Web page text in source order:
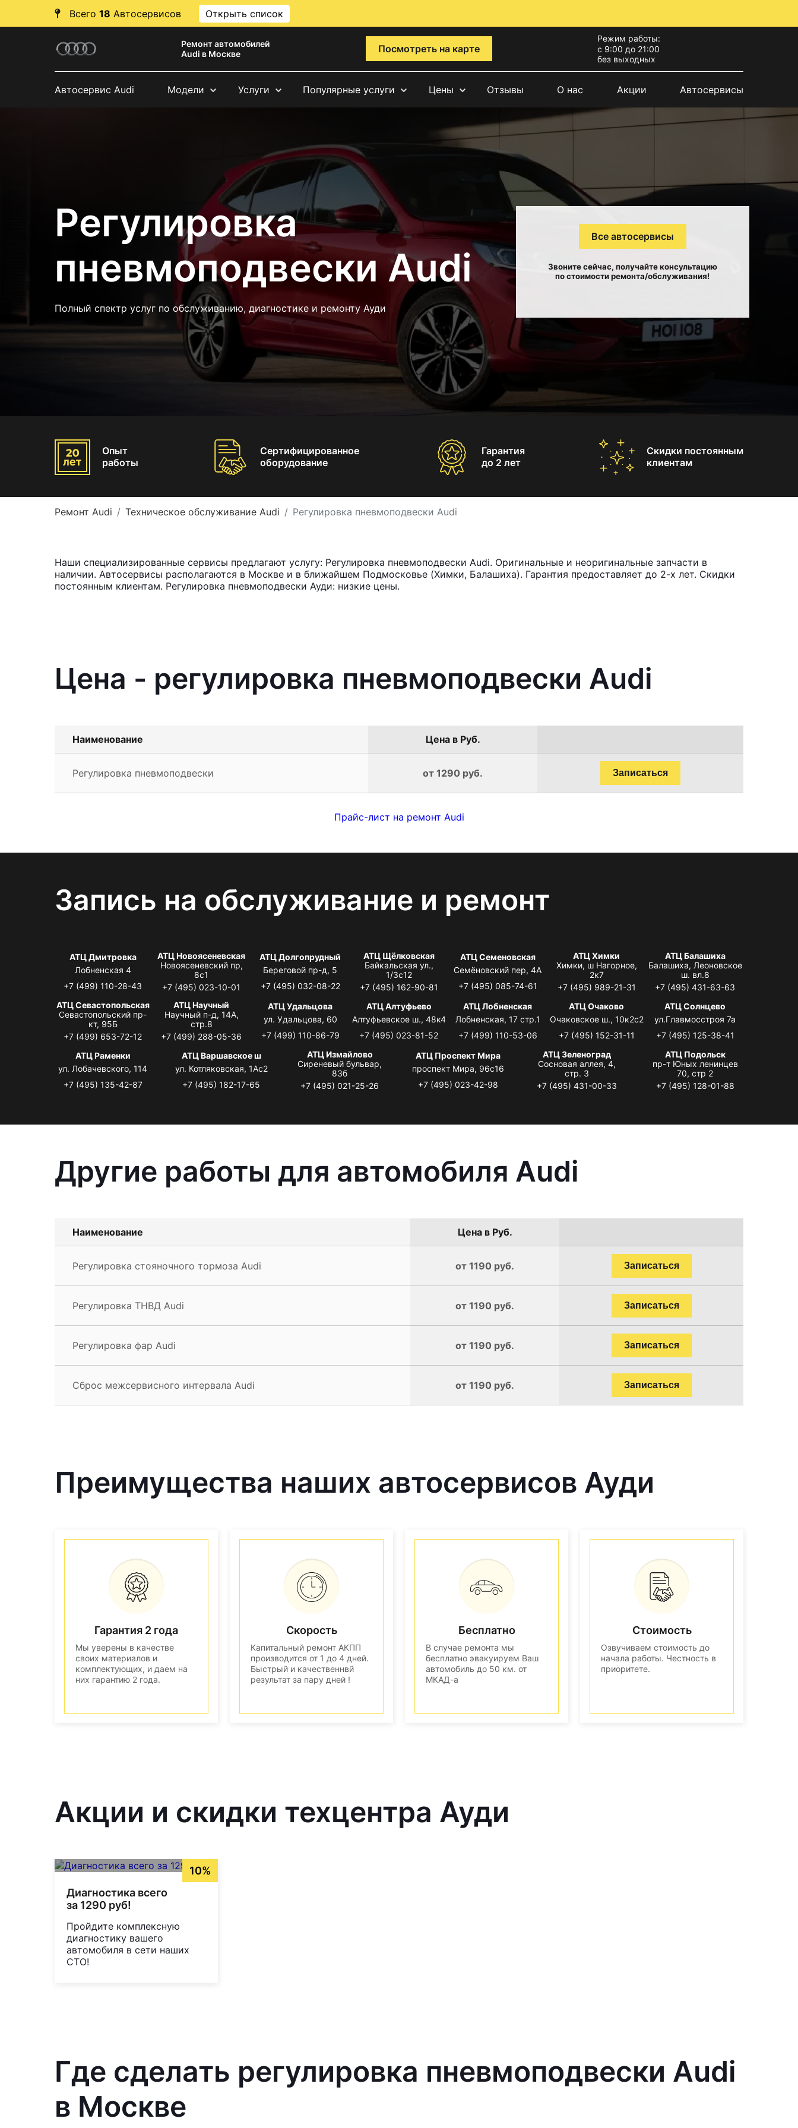
Всего 18 Автосервисов Открыть список
Ремонт автомобилей
Audi в Москве
Посмотреть на карте
Режим работы:
с 9:00 до 21:00
без выходных
Автосервис Audi Модели Услуги Популярные услуги Цены Отзывы О нас Акции Автосервисы
Регулировка
пневмоподвески Audi
Полный спектр услуг по обслуживанию, диагностике и ремонту Ауди
Все автосервисы
Звоните сейчас, получайте консультацию
по стоимости ремонта/обслуживания!
Опыт
работы
Сертифицированное
оборудование
Гарантия
до 2 лет
Скидки постоянным
клиентам
Ремонт Audi Техническое обслуживание Audi Регулировка пневмоподвески Audi
Наши специализированные сервисы предлагают услугу: Регулировка пневмоподвески Audi. Оригинальные и неоригинальные запчасти в
наличии. Автосервисы располагаются в Москве и в ближайшем Подмосковье (Химки, Балашиха). Гарантия предоставляет до 2-х лет. Скидки
постоянным клиентам. Регулировка пневмоподвески Ауди: низкие цены.
Цена - регулировка пневмоподвески Audi
Наименование Цена в Руб.
Регулировка пневмоподвески от 1290 руб. Записаться
Прайс-лист на ремонт Audi
Запись на обслуживание и ремонт
АТЦ Дмитровка
Лобненская 4
+7 (499) 110-28-43
АТЦ Новоясеневская
Новоясеневский пр,
8с1
+7 (495) 023-10-01
АТЦ Долгопрудный
Береговой пр-д, 5
+7 (495) 032-08-22
АТЦ Щёлковская
Байкальская ул.,
1/3с12
+7 (495) 162-90-81
АТЦ Семеновская
Семёновский пер, 4А
+7 (495) 085-74-61
АТЦ Химки
Химки, ш Нагорное,
2к7
+7 (495) 989-21-31
АТЦ Балашиха
Балашиха, Леоновское
ш. вл.8
+7 (495) 431-63-63
АТЦ Севастопольская
Севастопольский пр-
кт, 95Б
+7 (499) 653-72-12
АТЦ Научный
Научный п-д, 14А,
стр.8
+7 (499) 288-05-36
АТЦ Удальцова
ул. Удальцова, 60
+7 (499) 110-86-79
АТЦ Алтуфьево
Алтуфьевское ш., 48к4
+7 (495) 023-81-52
АТЦ Лобненская
Лобненская, 17 стр.1
+7 (499) 110-53-06
АТЦ Очаково
Очаковское ш., 10к2с2
+7 (495) 152-31-11
АТЦ Солнцево
ул.Главмосстроя 7а
+7 (495) 125-38-41
АТЦ Раменки
ул. Лобачевского, 114
+7 (495) 135-42-87
АТЦ Варшавское ш
ул. Котляковская, 1Ас2
+7 (495) 182-17-65
АТЦ Измайлово
Сиреневый бульвар,
83б
+7 (495) 021-25-26
АТЦ Проспект Мира
проспект Мира, 96с16
+7 (495) 023-42-98
АТЦ Зеленоград
Сосновая аллея, 4,
стр. 3
+7 (495) 431-00-33
АТЦ Подольск
пр-т Юных ленинцев
70, стр 2
+7 (495) 128-01-88
Другие работы для автомобиля Audi
Наименование Цена в Руб.
Регулировка стояночного тормоза Audi от 1190 руб. Записаться
Регулировка ТНВД Audi от 1190 руб. Записаться
Регулировка фар Audi от 1190 руб. Записаться
Сброс межсервисного интервала Audi от 1190 руб. Записаться
Преимущества наших автосервисов Ауди
Гарантия 2 года
Мы уверены в качестве
своих материалов и
комплектующих, и даем на
них гарантию 2 года.
Скорость
Капитальный ремонт АКПП
производится от 1 до 4 дней.
Быстрый и качественнвй
результат за пару дней !
Бесплатно
В случае ремонта мы
бесплатно эвакуируем Ваш
автомобиль до 50 км. от
МКАД-а
Стоимость
Озвучиваем стоимость до
начала работы. Честность в
приоритете.
Акции и скидки техцентра Ауди
10%
Диагностика всего
за 1290 руб!
Пройдите комплексную
диагностику вашего
автомобиля в сети наших
СТО!
Где сделать регулировка пневмоподвески Audi
в Москве